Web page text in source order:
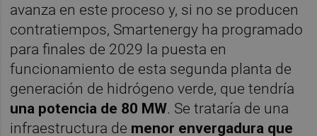
avanza en este proceso y, si no se producen
contratiempos, Smartenergy ha programado
para finales de 2029 la puesta en
funcionamiento de esta segunda planta de
generación de hidrógeno verde, que tendría
una potencia de 80 MW. Se trataría de una
infraestructura de menor envergadura que